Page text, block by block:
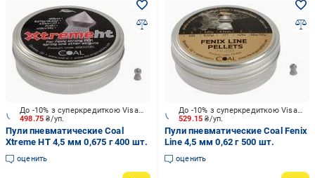
498.75₴/уп.
До -10% з суперкредиткою Visa Вигода
Пули пневматические Coal
Xtreme HT 4,5 мм 0,675 г 400 шт.
оценить
529.15₴/уп.
До -10% з суперкредиткою Visa Вигода
Пули пневматические Coal Fenix
Line 4,5 мм 0,62 г 500 шт.
оценить